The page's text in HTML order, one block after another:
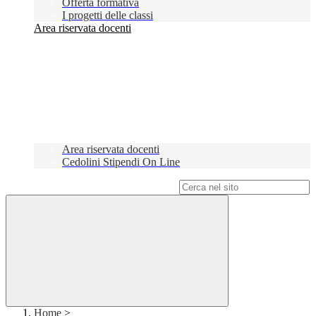
Offerta formativa
I progetti delle classi
Area riservata docenti
Area riservata docenti
Cedolini Stipendi On Line
Home >